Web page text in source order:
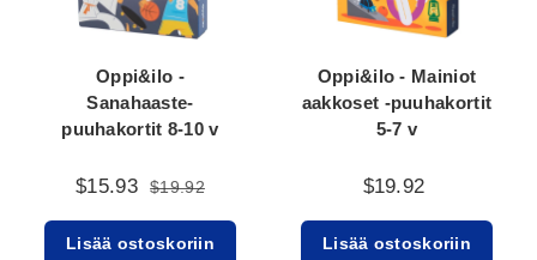
Oppi&ilo -
Sanahaaste-
puuhakortit 8-10 v
$15.93 $19.92
Lisää ostoskoriin
Oppi&ilo - Mainiot
aakkoset -puuhakortit
5-7 v
$19.92
Lisää ostoskoriin